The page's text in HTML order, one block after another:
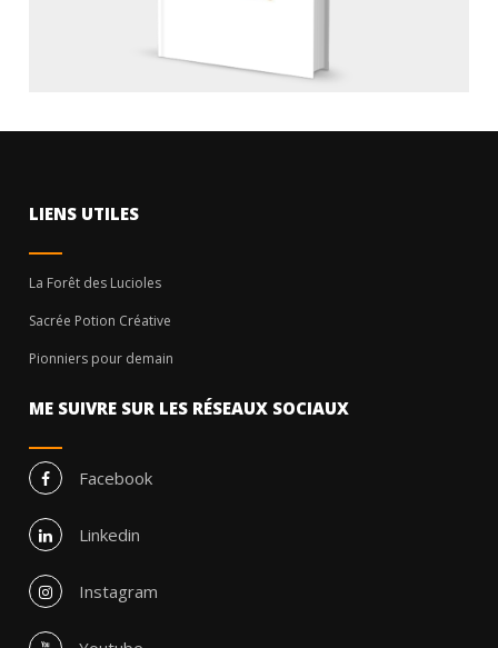
LIENS UTILES
La Forêt des Lucioles
Sacrée Potion Créative
Pionniers pour demain
ME SUIVRE SUR LES RÉSEAUX SOCIAUX
Facebook
Linkedin
Instagram